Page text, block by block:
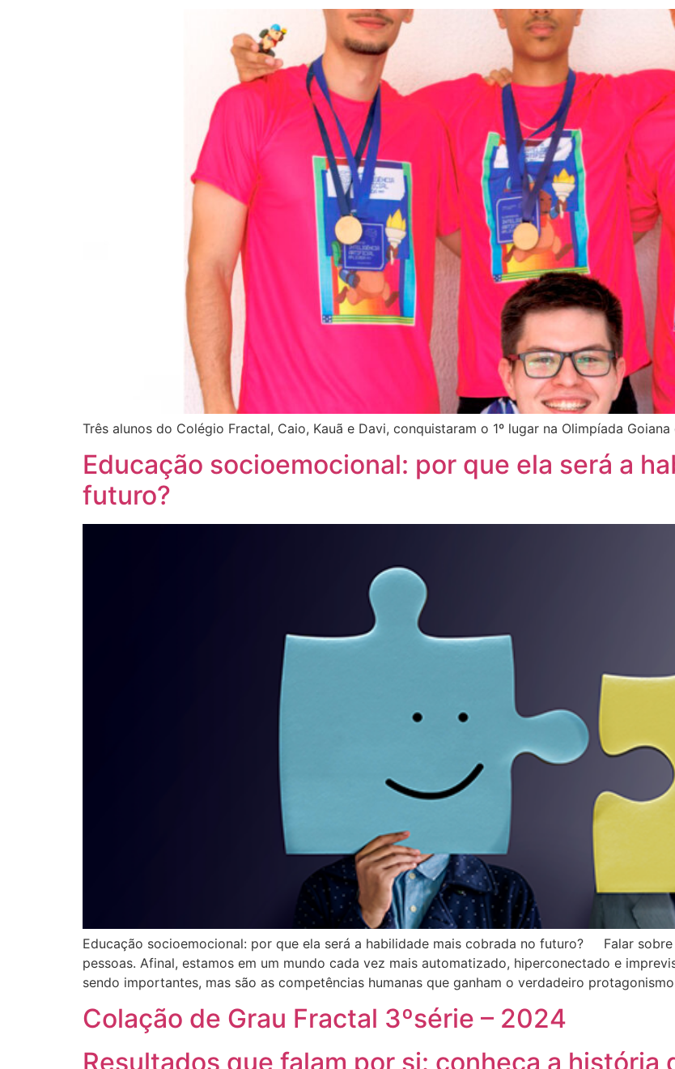
Três alunos do Colégio Fractal, Caio, Kauã e Davi, conquistaram o 1º lugar na Olimpíada
Educação socioemocional: por que ela será a
futuro?
Educação socioemocional: por que ela será a habilidade mais cobrada no futuro? Falar
pessoas. Afinal, estamos em um mundo cada vez mais automatizado, hiperconectado e
sendo importantes, mas são as competências humanas que ganham o verdadeiro
Colação de Grau Fractal 3ºsérie – 2024
Resultados que falam por si: conheça a história